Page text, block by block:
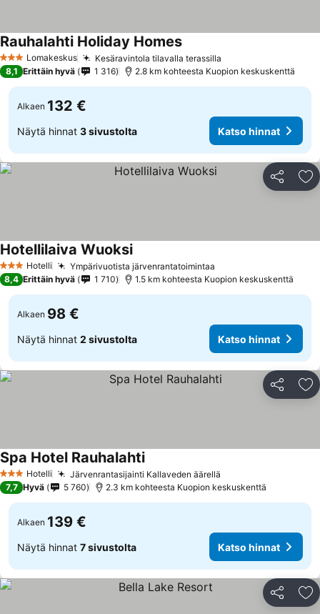
3 Tähtiluokitus
Lomakeskus Kesäravintola tilavalla terassilla
Rauhalahti Holiday HomesKatso hinnat
8,1 Erittäin hyvä 1 316 2.8 km kohteesta Kuopion keskuskenttä
Alkaen 132 €
Näytä hinnat 3 sivustolta Katso hinnat
Jaa
3 Tähtiluokitus
Hotelli Ympärivuotista järvenrantatoimintaa
Hotellilaiva WuoksiKatso hinnat
8,4 Erittäin hyvä 1 710 1.5 km kohteesta Kuopion keskuskenttä
Alkaen 98 €
Näytä hinnat 2 sivustolta Katso hinnat
Jaa
3 Tähtiluokitus
Hotelli Järvenrantasijainti Kallaveden äärellä
Spa Hotel RauhalahtiKatso hinnat
7,7 Hyvä 5 760 2.3 km kohteesta Kuopion keskuskenttä
Alkaen 139 €
Näytä hinnat 7 sivustolta Katso hinnat
Jaa